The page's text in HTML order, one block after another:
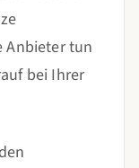
Anbieter tun
bei Ihrer